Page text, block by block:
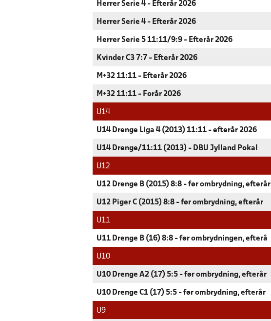
Herrer Serie 4 - Efterår 2026
Herrer Serie 4 - Efterår 2026
Herrer Serie 5 11:11/9:9 - Efterår 2026
Kvinder C3 7:7 - Efterår 2026
M+32 11:11 - Efterår 2026
M+32 11:11 - Forår 2026
U14
U14 Drenge Liga 4 (2013) 11:11 - efterår 2026
U14 Drenge/11:11 (2013) - DBU Jylland Pokal
U12
U12 Drenge B (2015) 8:8 - før ombrydning, efterår
U12 Piger C (2015) 8:8 - før ombrydning, efterår
U11
U11 Drenge B (16) 8:8 - før ombrydningen, efterå
U10
U10 Drenge A2 (17) 5:5 - før ombrydning, efterår
U10 Drenge C1 (17) 5:5 - før ombrydning, efterår
U9